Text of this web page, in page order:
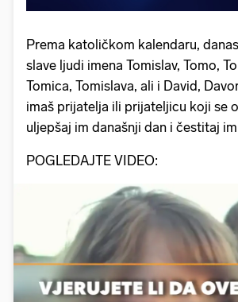
Prema katoličkom kalendaru,
slave ljudi imena Tomislav, Tomo,
Tomica, Tomislava, ali i David,
imaš prijatelja ili prijateljicu koji se
uljepšaj im današnji dan i čestitaj
POGLEDAJTE VIDEO:
Pokretanje videa...